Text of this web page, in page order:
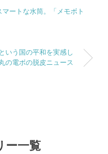
ートな水筒。「メモボト
いう国の平和を実感し
の電ボの脱皮ニュース
ー一覧